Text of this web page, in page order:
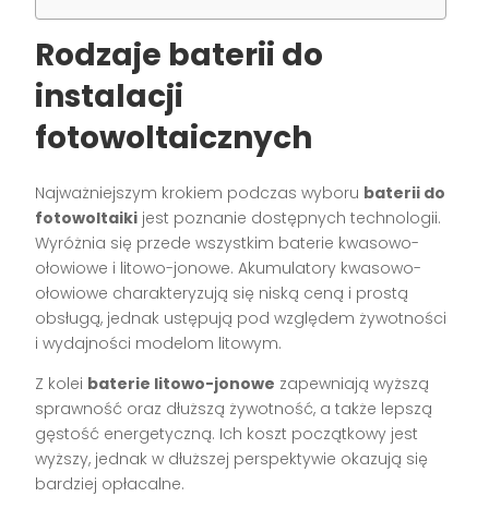
Rodzaje baterii do
instalacji
fotowoltaicznych
Najważniejszym krokiem podczas wyboru baterii do
fotowoltaiki jest poznanie dostępnych technologii.
Wyróżnia się przede wszystkim baterie kwasowo-
ołowiowe i litowo-jonowe. Akumulatory kwasowo-
ołowiowe charakteryzują się niską ceną i prostą
obsługą, jednak ustępują pod względem żywotności
i wydajności modelom litowym.
Z kolei baterie litowo-jonowe zapewniają wyższą
sprawność oraz dłuższą żywotność, a także lepszą
gęstość energetyczną. Ich koszt początkowy jest
wyższy, jednak w dłuższej perspektywie okazują się
bardziej opłacalne.